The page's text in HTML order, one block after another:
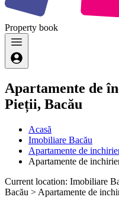
Property book
Apartamente de
Pieții, Bacău
Acasă
Imobiliare Bacău
Apartamente de
Apartamente de
Current location: Imobiliare
Bacău > Apartamente de